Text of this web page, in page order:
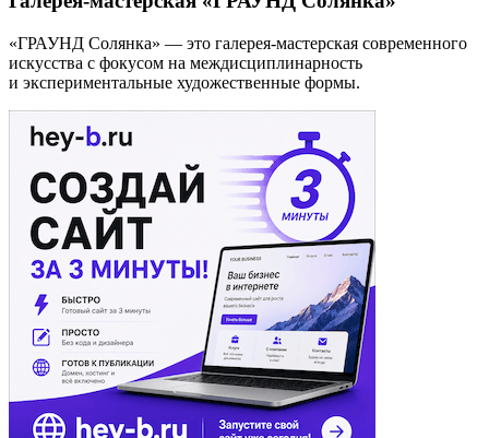
«ГРАУНД Солянка» — это галерея-мастерская современного
искусства с фокусом на междисциплинарность
и экспериментальные художественные формы.